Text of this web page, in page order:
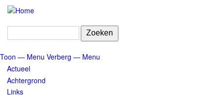
Overslaan
naar
gaan
Zoeken
Menu
Toon — Menu Verberg — Menu
Actueel
Achtergrond
Links